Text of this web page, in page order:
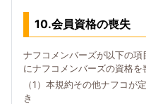
10.会員資格の喪失
ナフコメンバーズが以下の
にナフコメンバーズの資格を
（1）本規約その他ナフコが
き